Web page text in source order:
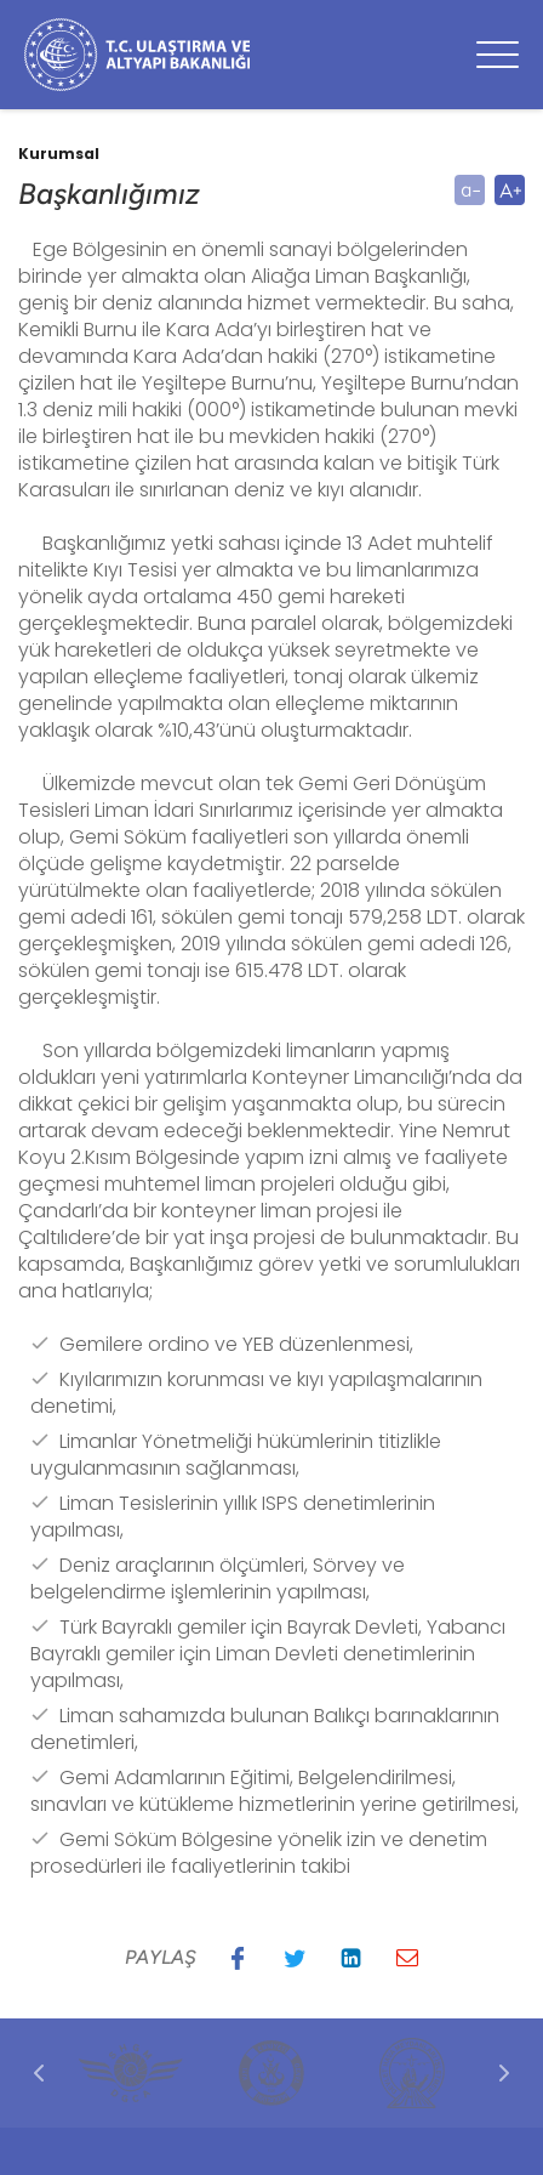
Kurumsal
Başkanlığımız
Ege Bölgesinin en önemli sanayi bölgelerinden
birinde yer almakta olan Aliağa Liman Başkanlığı,
geniş bir deniz alanında hizmet vermektedir. Bu saha,
Kemikli Burnu ile Kara Ada’yı birleştiren hat ve
devamında Kara Ada’dan hakiki (270°) istikametine
çizilen hat ile Yeşiltepe Burnu’nu, Yeşiltepe Burnu’ndan
1.3 deniz mili hakiki (000°) istikametinde bulunan mevki
ile birleştiren hat ile bu mevkiden hakiki (270°)
istikametine çizilen hat arasında kalan ve bitişik Türk
Karasuları ile sınırlanan deniz ve kıyı alanıdır.
Başkanlığımız yetki sahası içinde 13 Adet muhtelif
nitelikte Kıyı Tesisi yer almakta ve bu limanlarımıza
yönelik ayda ortalama 450 gemi hareketi
gerçekleşmektedir. Buna paralel olarak, bölgemizdeki
yük hareketleri de oldukça yüksek seyretmekte ve
yapılan elleçleme faaliyetleri, tonaj olarak ülkemiz
genelinde yapılmakta olan elleçleme miktarının
yaklaşık olarak %10,43’ünü oluşturmaktadır.
Ülkemizde mevcut olan tek Gemi Geri Dönüşüm
Tesisleri Liman İdari Sınırlarımız içerisinde yer almakta
olup, Gemi Söküm faaliyetleri son yıllarda önemli
ölçüde gelişme kaydetmiştir. 22 parselde
yürütülmekte olan faaliyetlerde; 2018 yılında sökülen
gemi adedi 161, sökülen gemi tonajı 579,258 LDT. olarak
gerçekleşmişken, 2019 yılında sökülen gemi adedi 126,
sökülen gemi tonajı ise 615.478 LDT. olarak
gerçekleşmiştir.
Son yıllarda bölgemizdeki limanların yapmış
oldukları yeni yatırımlarla Konteyner Limancılığı’nda da
dikkat çekici bir gelişim yaşanmakta olup, bu sürecin
artarak devam edeceği beklenmektedir. Yine Nemrut
Koyu 2.Kısım Bölgesinde yapım izni almış ve faaliyete
geçmesi muhtemel liman projeleri olduğu gibi,
Çandarlı’da bir konteyner liman projesi ile
Çaltılıdere’de bir yat inşa projesi de bulunmaktadır. Bu
kapsamda, Başkanlığımız görev yetki ve sorumlulukları
ana hatlarıyla;
Gemilere ordino ve YEB düzenlenmesi,
Kıyılarımızın korunması ve kıyı yapılaşmalarının
denetimi,
Limanlar Yönetmeliği hükümlerinin titizlikle
uygulanmasının sağlanması,
Liman Tesislerinin yıllık ISPS denetimlerinin
yapılması,
Deniz araçlarının ölçümleri, Sörvey ve
belgelendirme işlemlerinin yapılması,
Türk Bayraklı gemiler için Bayrak Devleti, Yabancı
Bayraklı gemiler için Liman Devleti denetimlerinin
yapılması,
Liman sahamızda bulunan Balıkçı barınaklarının
denetimleri,
Gemi Adamlarının Eğitimi, Belgelendirilmesi,
sınavları ve kütükleme hizmetlerinin yerine getirilmesi,
Gemi Söküm Bölgesine yönelik izin ve denetim
prosedürleri ile faaliyetlerinin takibi
PAYLAŞ